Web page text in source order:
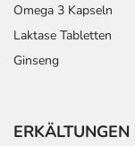
Omega 3 Kapseln
Laktase Tabletten
Ginseng
ERKÄLTUNGEN